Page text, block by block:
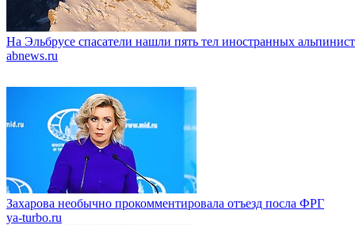
На Эльбрусе спасатели нашли пять тел иностранных
abnews.ru
Захарова необычно прокомментировала отъезд посла ФРГ
ya-turbo.ru